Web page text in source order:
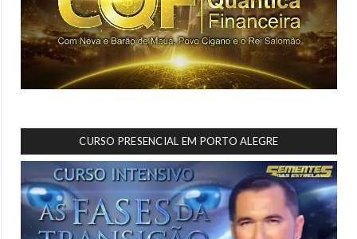
CURSO PRESENCIAL EM PORTO ALEGRE